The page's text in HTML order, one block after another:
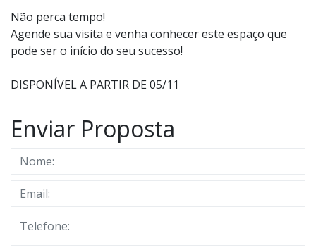
Não perca tempo!
Agende sua visita e venha conhecer este espaço que
pode ser o início do seu sucesso!
DISPONÍVEL A PARTIR DE 05/11
Enviar Proposta